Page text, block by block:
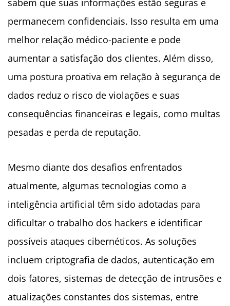
sabem que suas informações estão seguras e
permanecem confidenciais. Isso resulta em uma
melhor relação médico-paciente e pode
aumentar a satisfação dos clientes. Além disso,
uma postura proativa em relação à segurança de
dados reduz o risco de violações e suas
consequências financeiras e legais, como multas
pesadas e perda de reputação.
Mesmo diante dos desafios enfrentados
atualmente, algumas tecnologias como a
inteligência artificial têm sido adotadas para
dificultar o trabalho dos hackers e identificar
possíveis ataques cibernéticos. As soluções
incluem criptografia de dados, autenticação em
dois fatores, sistemas de detecção de intrusões e
atualizações constantes dos sistemas, entre